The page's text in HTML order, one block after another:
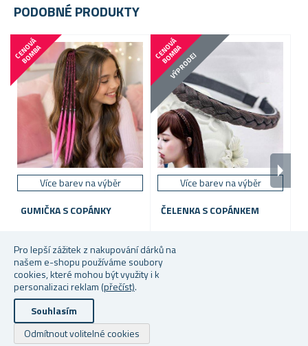
Pro lepší zážitek z nakupování dárků na
našem e-shopu používáme soubory
cookies, které mohou být využity i k
personalizaci reklam (přečíst).
Souhlasím
Odmítnout volitelné cookies
PODOBNÉ PRODUKTY
C
E
N
O
V
Á
B
O
M
B
A
Více barev na výběr
GUMIČKA S COPÁNKY
29 Kč
Skladem
C
E
N
O
V
Á
B
O
M
B
A
VÝPRODEJ
Více barev na výběr
ČELENKA S COPÁNKEM
23 Kč
Skladem
Copyright © 2026 Dárky z netu. Všechna práva vyhrazena.